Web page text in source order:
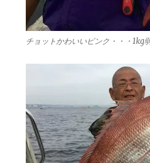
チョットかわいいピンク・・・1kg